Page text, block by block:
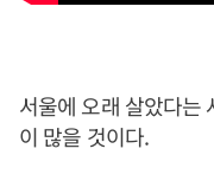
서울에 오래 살았다는
이 많을 것이다.